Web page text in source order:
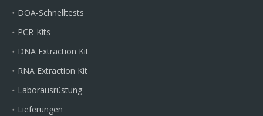
DOA-Schnelltests
PCR-Kits
DNA Extraction Kit
RNA Extraction Kit
Laborausrüstung
Lieferungen